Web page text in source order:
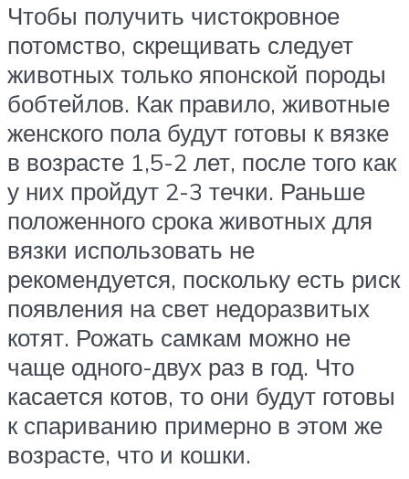
Чтобы получить чистокровное
потомство, скрещивать следует
животных только японской породы
бобтейлов. Как правило, животные
женского пола будут готовы к вязке
в возрасте 1,5-2 лет, после того как
у них пройдут 2-3 течки. Раньше
положенного срока животных для
вязки использовать не
рекомендуется, поскольку есть риск
появления на свет недоразвитых
котят. Рожать самкам можно не
чаще одного-двух раз в год. Что
касается котов, то они будут готовы
к спариванию примерно в этом же
возрасте, что и кошки.